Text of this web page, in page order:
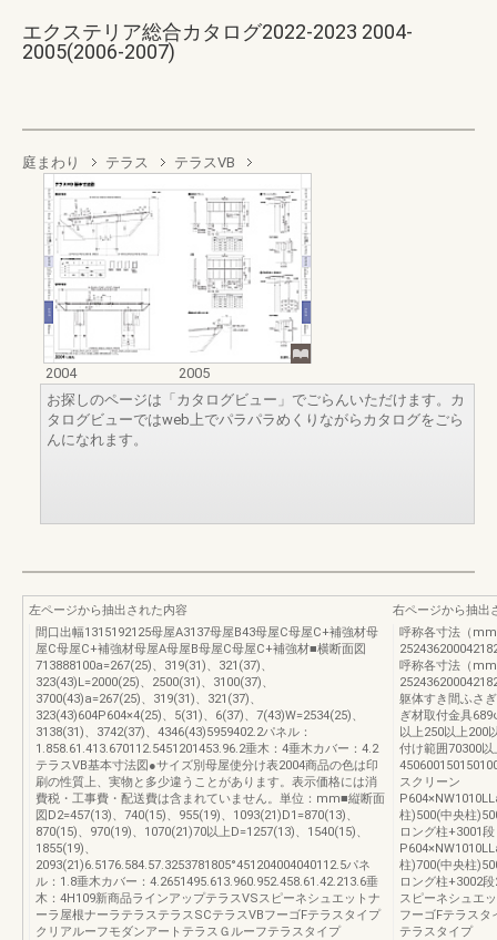
エクステリア総合カタログ2022-2023 2004-
2005(2006-2007)
庭まわり テラス テラスVB
2004
2005
お探しのページは「カタログビュー」でごらんいただけます。カ
タログビューではweb上でパラパラめくりながらカタログをごら
んになれます。
左ページから抽出された内容
間口出幅1315192125母屋A3137母屋B43母屋C母屋C+補強材母
屋C母屋C+補強材母屋A母屋B母屋C母屋C+補強材■横断面図
713888100a=267(25)、319(31)、321(37)、
323(43)L=2000(25)、2500(31)、3100(37)、
3700(43)a=267(25)、319(31)、321(37)、
323(43)604P604×4(25)、5(31)、6(37)、7(43)W=2534(25)、
3138(31)、3742(37)、4346(43)5959402.2パネル：
1.858.61.413.670112.5451201453.96.2垂木：4垂木カバー：4.2
テラスVB基本寸法図●サイズ別母屋使分け表2004商品の色は印
刷の性質上、実物と多少違うことがあります。表示価格には消
費税・工事費・配送費は含まれていません。単位：mm■縦断面
図D2=457(13)、740(15)、955(19)、1093(21)D1=870(13)、
870(15)、970(19)、1070(21)70以上D=1257(13)、1540(15)、
1855(19)、
2093(21)6.5176.584.57.3253781805°451204004040112.5パネ
ル：1.8垂木カバー：4.2651495.613.960.952.458.61.42.213.6垂
木：4H109新商品ラインアップテラスVSスピーネシュエットナ
ーラ屋根ナーラテラステラスSCテラスVBフーゴFテラスタイプ
クリアルーフモダンアートテラスＧルーフテラスタイプ
右ページから抽出
呼称各寸法（
呼称各寸法（
躯体すき間ふさ
ぎ材取付金具
以上250以上200
付け範囲70300
スクリーン
柱)500(中央柱
ロング柱+3001段
柱)700(中央柱
ロング柱+3002
スピーネシュエ
フーゴFテラスタ
テラスタイプ